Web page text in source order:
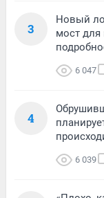
3
Новый
мост для
6 047
4
6 039